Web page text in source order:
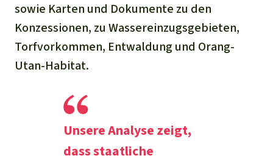
sowie Karten und Dokumente zu den
Konzessionen, zu Wassereinzugsgebieten,
Torfvorkommen, Entwaldung und Orang-
Utan-Habitat.
Unsere Analyse zeigt,
dass staatliche